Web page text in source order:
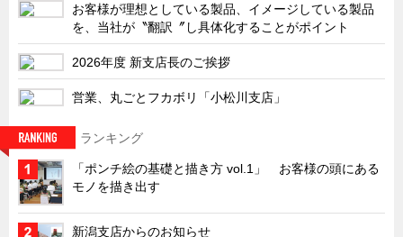
お客様が理想としている製品、イメージしている製品
を、当社が〝翻訳〞し具体化することがポイント
2026年度 新支店長のご挨拶
営業、丸ごとフカボリ「小松川支店」
ランキング
「ポンチ絵の基礎と描き方 vol.1」 お客様の頭にある
モノを描き出す
新潟支店からのお知らせ